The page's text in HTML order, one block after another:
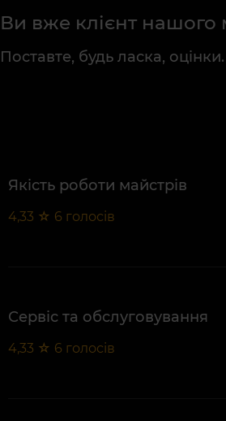
Ви вже клієнт нашого
Поставте, будь ласка, оцінки.
Якість роботи майстрів
4,33 ☆ 6 голосів
Сервіс та обслуговування
4,33 ☆ 6 голосів